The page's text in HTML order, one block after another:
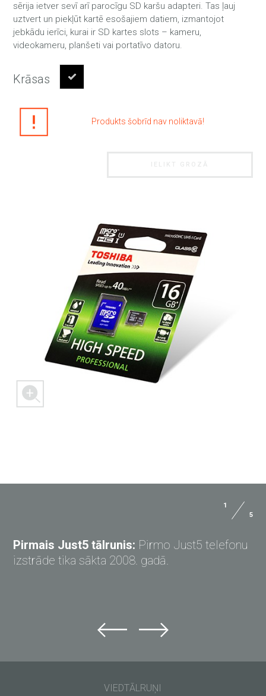
sērija ietver sevī arī parocīgu SD karšu adapteri. Tas ļauj
uztvert un piekļūt kartē esošajiem datiem, izmantojot
jebkādu ierīci, kurai ir SD kartes slots – kameru,
videokameru, planšeti vai portatīvo datoru.
Krāsas
Produkts šobrīd nav noliktavā!
Mūsdienīgs 4G
metāla korpusā
Nevari atrast atbildi?
epastā!
1
5
Pirmais Just5 tālrunis: Pirmo Just5 telefonu
izstrāde tika sākta 2008. gadā.
VIEDTĀLRUŅI